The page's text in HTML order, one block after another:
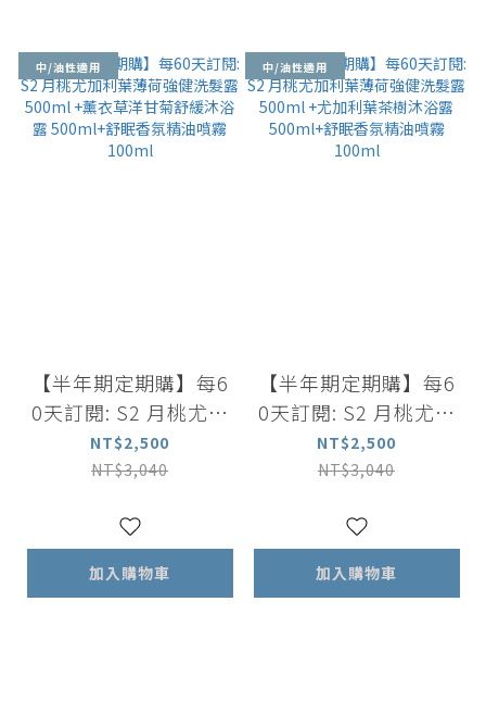
中/油性適用
【半年期定期購】每6
0天訂閱: S2 月桃尤加
利葉薄荷強健洗髮露 5
00ml +薰衣草洋甘菊
眠香氛精油噴霧 100m
l
NT$2,500
NT$3,040
加入購物車
中/油性適用
【半年期定期購】每6
0天訂閱: S2 月桃尤加
利葉薄荷強健洗髮露 5
00ml +尤加利葉茶樹
氛精油噴霧 100ml
NT$2,500
NT$3,040
加入購物車